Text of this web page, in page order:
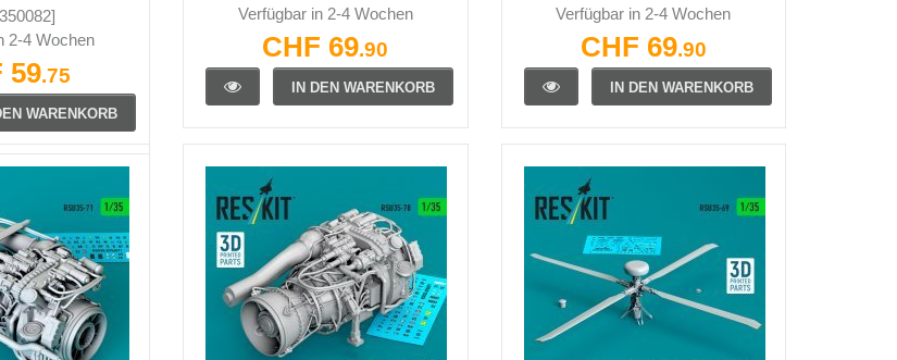
2-4 Wochen
59.75
WARENKORB
Verfügbar in 2-4 Wochen
CHF 69.90
IN DEN WARENKORB
Verfügbar in 2-4 Wochen
CHF 69.90
IN DEN WARENKORB